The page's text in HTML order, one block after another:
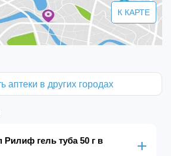
К КАРТЕ
аптеки в других городах
Рилиф гель туба 50 г в